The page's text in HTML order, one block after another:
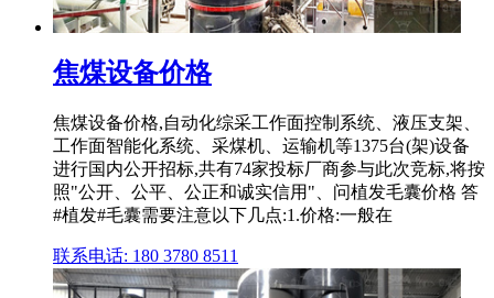
焦煤设备价格
焦煤设备价格,自动化综采工作面控制系统、液压支架、
工作面智能化系统、采煤机、运输机等1375台(架)设备
进行国内公开招标,共有74家投标厂商参与此次竞标,将按
照"公开、公平、公正和诚实信用"、问植发毛囊价格 答
#植发#毛囊需要注意以下几点:1.价格:一般在
联系电话: 180 3780 8511